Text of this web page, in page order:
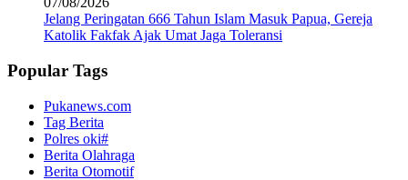
Jelang Peringatan 666 Tahun Islam Masuk Papua, Gereja
Katolik Fakfak Ajak Umat Jaga Toleransi
Popular Tags
Pukanews.com
Tag Berita
Polres oki#
Berita Olahraga
Berita Otomotif